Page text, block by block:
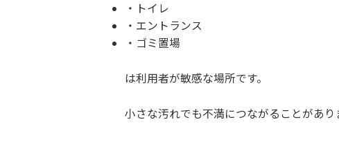
トイレ
エントランス
ゴミ置場
は利用者が敏感な場所です。
小さな汚れでも不満につながることがあり